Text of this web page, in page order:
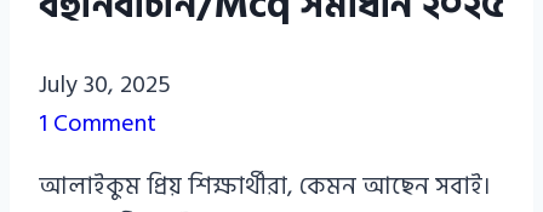
Azizul
Haque
Haque
July 30, 2025
1 Comment
আলাইকুম প্রিয় শিক্ষার্থীরা, কেমন আছেন সবাই।